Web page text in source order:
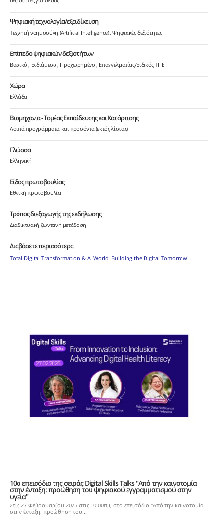
Ψηφιακή τεχνολογία/εξειδίκευση
Τεχνητή νοημοσύνη (Artificial Intelligence) Ψηφιακές δεξιότητες
Επίπεδο ψηφιακών δεξιοτήτων
Βασικό Ενδιάμεσο Προχωρημένο Επαγγελματίας/Ειδικός ΤΠΕ
Χώρα
Ελλάδα
Βιομηχανία - Τομέας Εκπαίδευσης και Κατάρτισης
Λοιπά προγράμματα και προσόντα (εκτός λίστας)
Γλώσσα
Ελληνική
Είδος πρωτοβουλίας
Εθνική πρωτοβουλία
Τρόπος διεξαγωγής της εκδήλωσης
Διαδικτυακή ζωντανή μετάδοση
Διαβάσετε περισσότερα
Total Digital Transformation & AI World: Building the Digital Tomorrow!
10ο επεισόδιο της σειράς Digital Skills Talks "Από την καινοτομία
στην ένταξη: προώθηση του ψηφιακού εγγραμματισμού στην
υγεία"
Στις 27 Φεβρουαρίου 2025 στις 10:00πμ, στο επεισόδιο "Από την καινοτομία
στην ένταξη: προώθηση του...